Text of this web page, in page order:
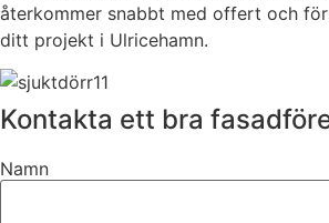
återkommer snabbt med offert och
ditt projekt i Ulricehamn.
Kontakta ett bra
Namn